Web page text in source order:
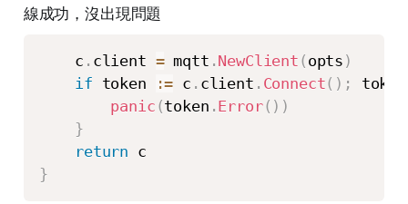
線成功，沒出現問題
    c
. client = mqtt . NewClient ( opts )
if token := c . client . Connect( ) ; token
panic (token . Error( ) )
}
return
}